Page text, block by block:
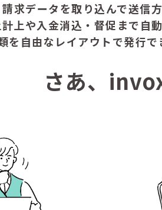
求データを取り込んで送信
上や入金消込・督促まで自
を自由なレイアウトで発行で
さあ、